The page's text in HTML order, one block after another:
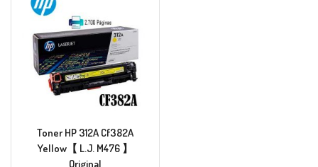
Toner HP 312A Cf382A
Yellow【 L.J. M476 】
Original